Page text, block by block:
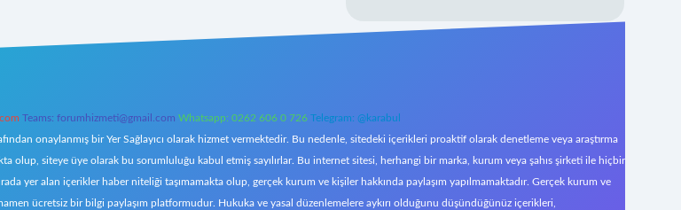
Teams: forumhizmeti@gmail.com Whatsapp: 0262 606 0 726 Telegram: @karabul
onaylanmış bir Yer Sağlayıcı olarak hizmet vermektedir. Bu nedenle, sitedeki içerikleri proaktif olarak denetleme veya araştırma
olup, siteye üye olarak bu sorumluluğu kabul etmiş sayılırlar. Bu internet sitesi, herhangi bir marka, kurum veya şahıs şirketi ile hiçbir
yer alan içerikler haber niteliği taşımamakta olup, gerçek kurum ve kişiler hakkında paylaşım yapılmamaktadır. Gerçek kurum ve
ücretsiz bir bilgi paylaşım platformudur. Hukuka ve yasal düzenlemelere aykırı olduğunu düşündüğünüz içerikleri,